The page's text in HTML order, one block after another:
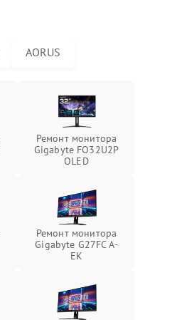
AORUS
Ремонт монитора
Gigabyte FO32U2P
OLED
Ремонт монитора
Gigabyte G27FC A-
EK